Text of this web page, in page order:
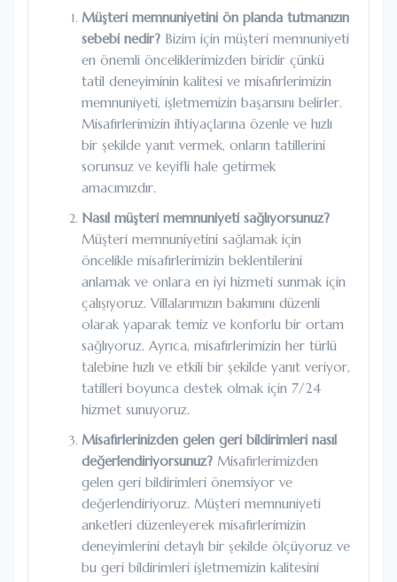
Müşteri memnuniyetini ön planda tutmanızın
sebebi nedir? Bizim için müşteri memnuniyeti
en önemli önceliklerimizden biridir çünkü
tatil deneyiminin kalitesi ve misafirlerimizin
memnuniyeti, işletmemizin başarısını belirler.
Misafirlerimizin ihtiyaçlarına özenle ve hızlı
bir şekilde yanıt vermek, onların tatillerini
sorunsuz ve keyifli hale getirmek
amacımızdır.
Nasıl müşteri memnuniyeti sağlıyorsunuz?
Müşteri memnuniyetini sağlamak için
öncelikle misafirlerimizin beklentilerini
anlamak ve onlara en iyi hizmeti sunmak için
çalışıyoruz. Villalarımızın bakımını düzenli
olarak yaparak temiz ve konforlu bir ortam
sağlıyoruz. Ayrıca, misafirlerimizin her türlü
talebine hızlı ve etkili bir şekilde yanıt veriyor,
tatilleri boyunca destek olmak için 7/24
hizmet sunuyoruz.
Misafirlerinizden gelen geri bildirimleri nasıl
değerlendiriyorsunuz? Misafirlerimizden
gelen geri bildirimleri önemsiyor ve
değerlendiriyoruz. Müşteri memnuniyeti
anketleri düzenleyerek misafirlerimizin
deneyimlerini detaylı bir şekilde ölçüyoruz ve
bu geri bildirimleri işletmemizin kalitesini